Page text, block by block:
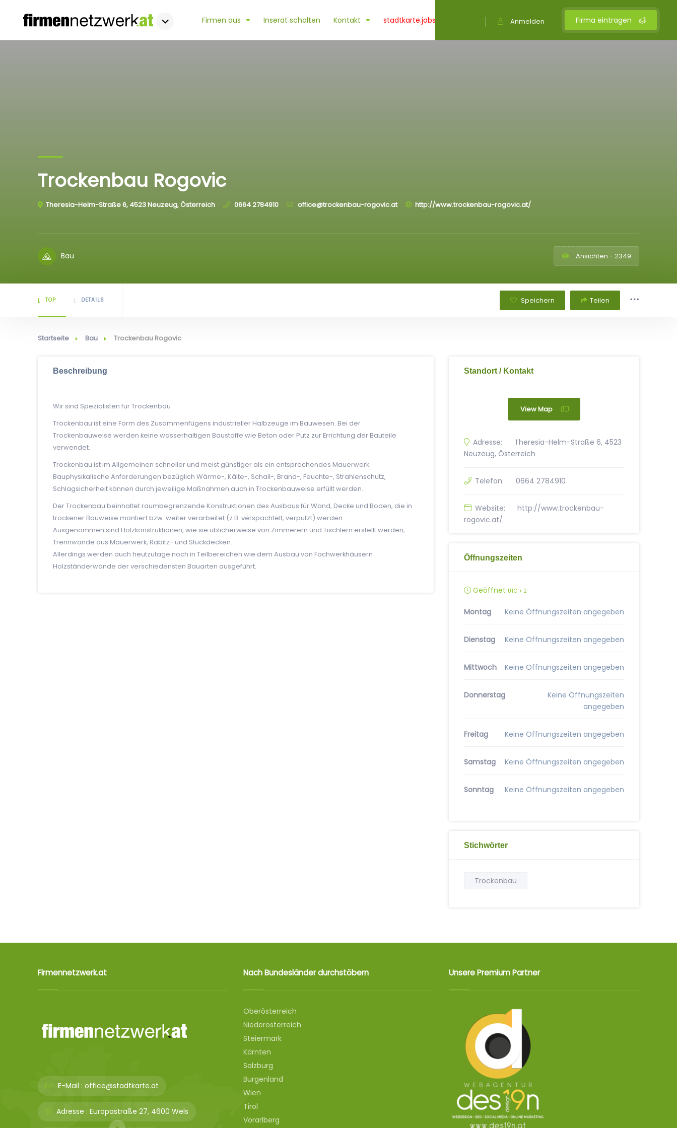
Firma eintragen
Anmelden
Firmen aus Inserat schalten Kontakt stadtkarte.jobs
Trockenbau Rogovic
Theresia-Helm-Straße 6, 4523 Neuzeug, Österreich 0664 2784910 office@trockenbau-rogovic.at http://www.trockenbau-rogovic.at/
Bau Ansichten - 2349
TOP DETAILS Speichern Teilen
Startseite Bau Trockenbau Rogovic
Beschreibung
Wir sind Spezialisten für Trockenbau
Trockenbau ist eine Form des Zusammenfügens industrieller Halbzeuge im Bauwesen. Bei der
Trockenbauweise werden keine wasserhaltigen Baustoffe wie Beton oder Putz zur Errichtung der Bauteile
verwendet.
Trockenbau ist im Allgemeinen schneller und meist günstiger als ein entsprechendes Mauerwerk.
Bauphysikalische Anforderungen bezüglich Wärme-, Kälte-, Schall-, Brand-, Feuchte-, Strahlenschutz,
Schlagsicherheit können durch jeweilige Maßnahmen auch in Trockenbauweise erfüllt werden.
Der Trockenbau beinhaltet raumbegrenzende Konstruktionen des Ausbaus für Wand, Decke und Boden, die in
trockener Bauweise montiert bzw. weiter verarbeitet (z.B. verspachtelt, verputzt) werden.
Ausgenommen sind Holzkonstruktionen, wie sie üblicherweise von Zimmerern und Tischlern erstellt werden,
Trennwände aus Mauerwerk, Rabitz- und Stuckdecken.
Allerdings werden auch heutzutage noch in Teilbereichen wie dem Ausbau von Fachwerkhäusern
Holzständerwände der verschiedensten Bauarten ausgeführt.
Standort / Kontakt
View Map
Adresse:
Theresia-Helm-Straße 6, 4523
Neuzeug, Österreich
Telefon: 0664 2784910
Website:
http://www.trockenbau-
rogovic.at/
Öffnungszeiten
Geöffnet UTC + 2
Montag Keine Öffnungszeiten angegeben
Dienstag Keine Öffnungszeiten angegeben
Mittwoch Keine Öffnungszeiten angegeben
Donnerstag
Keine Öffnungszeiten
angegeben
Freitag Keine Öffnungszeiten angegeben
Samstag Keine Öffnungszeiten angegeben
Sonntag Keine Öffnungszeiten angegeben
Stichwörter
Trockenbau
Firmennetzwerk.at
E-Mail : office@stadtkarte.at
Adresse : Europastraße 27, 4600 Wels
Nach Bundesländer durchstöbern
Oberösterreich
Niederösterreich
Steiermark
Kärnten
Salzburg
Burgenland
Wien
Tirol
Vorarlberg
Unsere Premium Partner